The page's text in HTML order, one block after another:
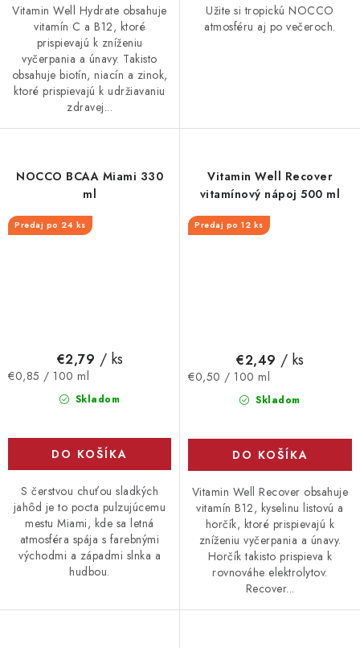
Vitamin Well Hydrate obsahuje
vitamín C a B12, ktoré
prispievajú k zníženiu
vyčerpania a únavy. Takisto
obsahuje biotín, niacín a zinok,
ktoré prispievajú k udržiavaniu
zdravej...
Užite si tropickú NOCCO
atmosféru aj po večeroch.
NOCCO BCAA Miami 330
ml
Predaj po 24 ks
Skladom
€2,79 / ks
Jednotková
€0,85 / 100 ml
DO KOŠÍKA
S čerstvou chuťou sladkých
jahôd je to pocta pulzujúcemu
mestu Miami, kde sa letná
atmosféra spája s farebnými
východmi a západmi slnka a
hudbou.
Vitamin Well Recover
vitamínový nápoj 500 ml
Predaj po 12 ks
Skladom
€2,49 / ks
Jednotková
€0,50 / 100 ml
DO KOŠÍKA
Vitamin Well Recover obsahuje
vitamín B12, kyselinu listovú a
horčík, ktoré prispievajú k
zníženiu vyčerpania a únavy.
Horčík takisto prispieva k
rovnováhe elektrolytov.
Recover...